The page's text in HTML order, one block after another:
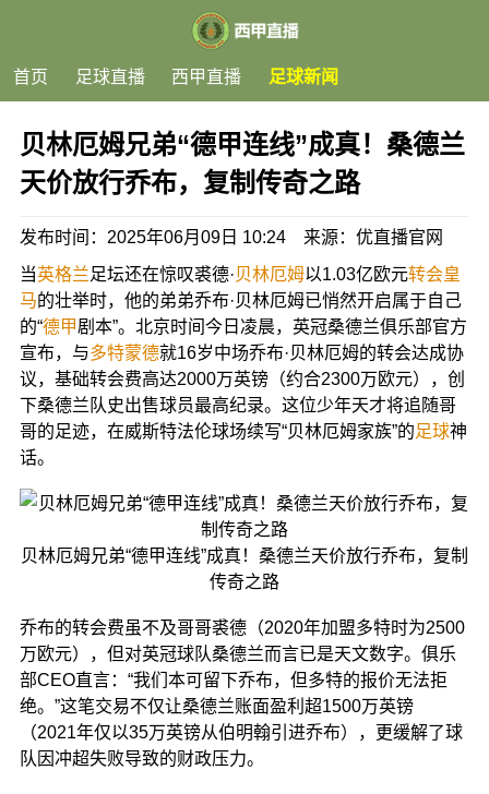
首页 足球直播 西甲直播 足球新闻
贝林厄姆兄弟“德甲连线”成真！桑德兰
天价放行乔布，复制传奇之路
发布时间：2025年06月09日 10:24 来源：优直播官网
当英格兰足坛还在惊叹裘德·贝林厄姆以1.03亿欧元转会皇
马的壮举时，他的弟弟乔布·贝林厄姆已悄然开启属于自己
的“德甲剧本”。北京时间今日凌晨，英冠桑德兰俱乐部官方
宣布，与多特蒙德就16岁中场乔布·贝林厄姆的转会达成协
议，基础转会费高达2000万英镑（约合2300万欧元），创
下桑德兰队史出售球员最高纪录。这位少年天才将追随哥
哥的足迹，在威斯特法伦球场续写“贝林厄姆家族”的足球神
话。
贝林厄姆兄弟“德甲连线”成真！桑德兰天价放行乔布，复制
传奇之路
乔布的转会费虽不及哥哥裘德（2020年加盟多特时为2500
万欧元），但对英冠球队桑德兰而言已是天文数字。俱乐
部CEO直言：“我们本可留下乔布，但多特的报价无法拒
绝。”这笔交易不仅让桑德兰账面盈利超1500万英镑
（2021年仅以35万英镑从伯明翰引进乔布），更缓解了球
队因冲超失败导致的财政压力。